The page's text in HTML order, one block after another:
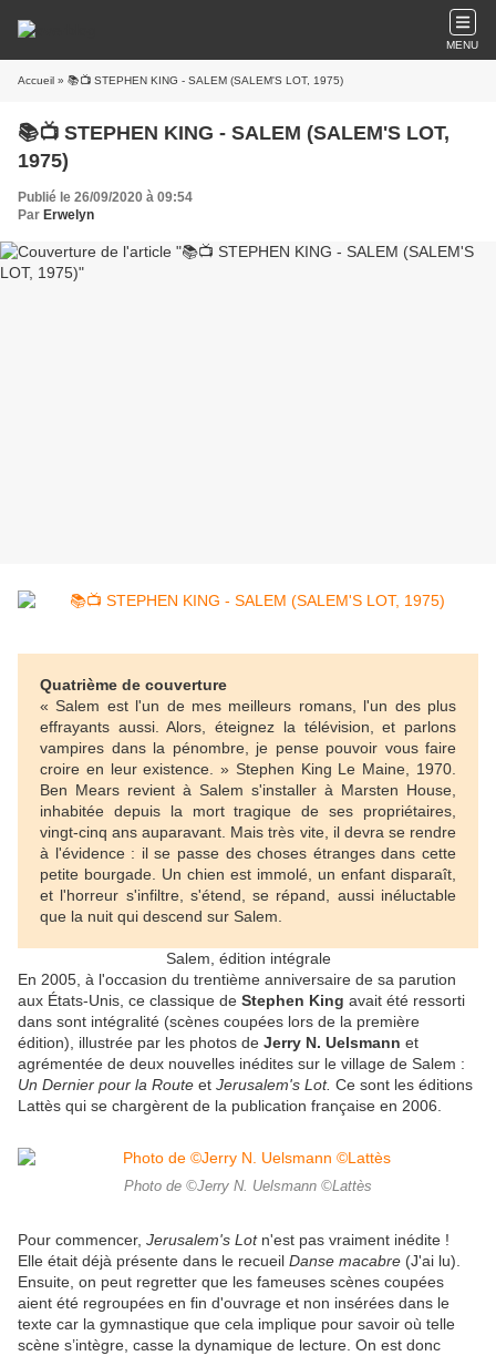
MENU
Accueil » 📚📺 STEPHEN KING - SALEM (SALEM'S LOT, 1975)
📚📺 STEPHEN KING - SALEM (SALEM'S LOT,
1975)
Publié le 26/09/2020 à 09:54
Par Erwelyn
Quatrième de couverture
« Salem est l'un de mes meilleurs romans, l'un des plus
effrayants aussi. Alors, éteignez la télévision, et parlons
vampires dans la pénombre, je pense pouvoir vous faire
croire en leur existence. » Stephen King Le Maine, 1970.
Ben Mears revient à Salem s'installer à Marsten House,
inhabitée depuis la mort tragique de ses propriétaires,
vingt-cinq ans auparavant. Mais très vite, il devra se rendre
à l'évidence : il se passe des choses étranges dans cette
petite bourgade. Un chien est immolé, un enfant disparaît,
et l'horreur s'infiltre, s'étend, se répand, aussi inéluctable
que la nuit qui descend sur Salem.
Salem, édition intégrale
En 2005, à l'occasion du trentième anniversaire de sa parution
aux États-Unis, ce classique de Stephen King avait été ressorti
dans sont intégralité (scènes coupées lors de la première
édition), illustrée par les photos de Jerry N. Uelsmann et
agrémentée de deux nouvelles inédites sur le village de Salem :
Un Dernier pour la Route et Jerusalem's Lot. Ce sont les éditions
Lattès qui se chargèrent de la publication française en 2006.
Photo de ©Jerry N. Uelsmann ©Lattès
Pour commencer, Jerusalem's Lotn'est pas vraiment inédite !
Elle était déjà présente dans le recueil Danse macabre (J'ai lu).
Ensuite, on peut regretter que les fameuses scènes coupées
aient été regroupées en fin d'ouvrage et non insérées dans le
texte car la gymnastique que cela implique pour savoir où telle
scène s’intègre, casse la dynamique de lecture. On est donc